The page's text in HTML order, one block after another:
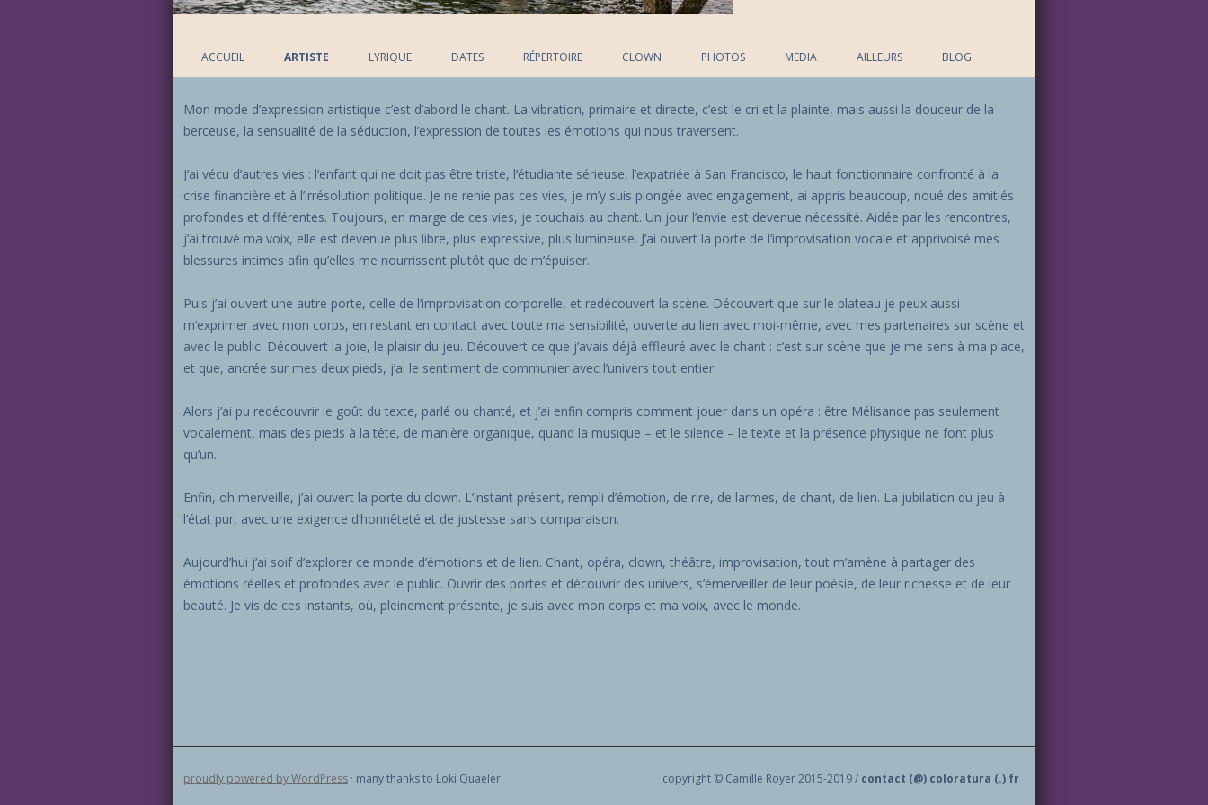
ACCUEIL ARTISTE LYRIQUE DATES RÉPERTOIRE CLOWN PHOTOS MEDIA AILLEURS BLOG
Mon mode d’expression artistique c’est d’abord le chant. La vibration, primaire et directe, c’est le cri et la plainte, mais aussi la douceur de la
berceuse, la sensualité de la séduction, l’expression de toutes les émotions qui nous traversent.
J’ai vécu d’autres vies : l’enfant qui ne doit pas être triste, l’étudiante sérieuse, l’expatriée à San Francisco, le haut fonctionnaire confronté à la
crise financière et à l’irrésolution politique. Je ne renie pas ces vies, je m’y suis plongée avec engagement, ai appris beaucoup, noué des amitiés
profondes et différentes. Toujours, en marge de ces vies, je touchais au chant. Un jour l’envie est devenue nécessité. Aidée par les rencontres,
j’ai trouvé ma voix, elle est devenue plus libre, plus expressive, plus lumineuse. J’ai ouvert la porte de l’improvisation vocale et apprivoisé mes
blessures intimes afin qu’elles me nourrissent plutôt que de m’épuiser.
Puis j’ai ouvert une autre porte, celle de l’improvisation corporelle, et redécouvert la scène. Découvert que sur le plateau je peux aussi
m’exprimer avec mon corps, en restant en contact avec toute ma sensibilité, ouverte au lien avec moi-même, avec mes partenaires sur scène et
avec le public. Découvert la joie, le plaisir du jeu. Découvert ce que j’avais déjà effleuré avec le chant : c’est sur scène que je me sens à ma place,
et que, ancrée sur mes deux pieds, j’ai le sentiment de communier avec l’univers tout entier.
Alors j’ai pu redécouvrir le goût du texte, parlé ou chanté, et j’ai enfin compris comment jouer dans un opéra : être Mélisande pas seulement
vocalement, mais des pieds à la tête, de manière organique, quand la musique – et le silence – le texte et la présence physique ne font plus
qu’un.
Enfin, oh merveille, j’ai ouvert la porte du clown. L’instant présent, rempli d’émotion, de rire, de larmes, de chant, de lien. La jubilation du jeu à
l’état pur, avec une exigence d’honnêteté et de justesse sans comparaison.
Aujourd’hui j’ai soif d’explorer ce monde d’émotions et de lien. Chant, opéra, clown, théâtre, improvisation, tout m’amène à partager des
émotions réelles et profondes avec le public. Ouvrir des portes et découvrir des univers, s’émerveiller de leur poésie, de leur richesse et de leur
beauté. Je vis de ces instants, où, pleinement présente, je suis avec mon corps et ma voix, avec le monde.
proudly powered by WordPress · many thanks to Loki Quaeler copyright © Camille Royer 2015-2019 / contact (@) coloratura (.) fr